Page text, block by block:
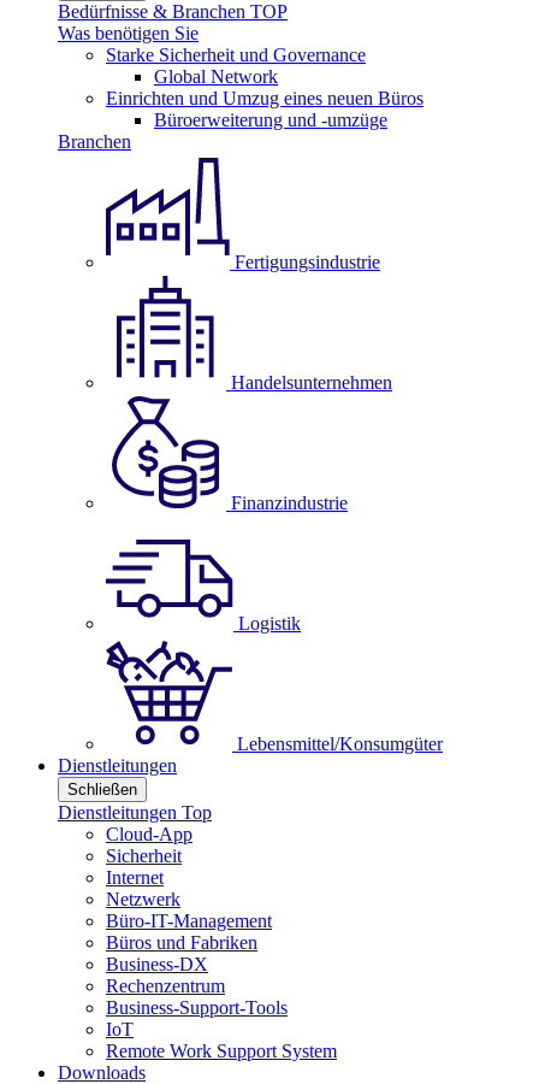
Bedürfnisse & Branchen TOP
Was benötigen Sie
Starke Sicherheit und Governance
Global Network
Einrichten und Umzug eines neuen Büros
Büroerweiterung und -umzüge
Branchen
Fertigungsindustrie
Handelsunternehmen
Finanzindustrie
Logistik
Lebensmittel/Konsumgüter
Dienstleitungen
Schließen
Dienstleitungen Top
Cloud-App
Sicherheit
Internet
Netzwerk
Büro-IT-Management
Büros und Fabriken
Business-DX
Rechenzentrum
Business-Support-Tools
IoT
Remote Work Support System
Downloads